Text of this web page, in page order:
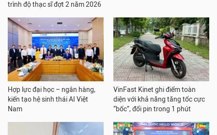
trình độ thạc sĩ đợt 2 năm 2026
Hợp lực đại học – ngân hàng,
kiến tạo hệ sinh thái AI Việt
Nam
VinFast Kinet ghi điểm toàn
diện với khả năng tăng tốc cực
“bốc”, đổi pin trong 1 phút